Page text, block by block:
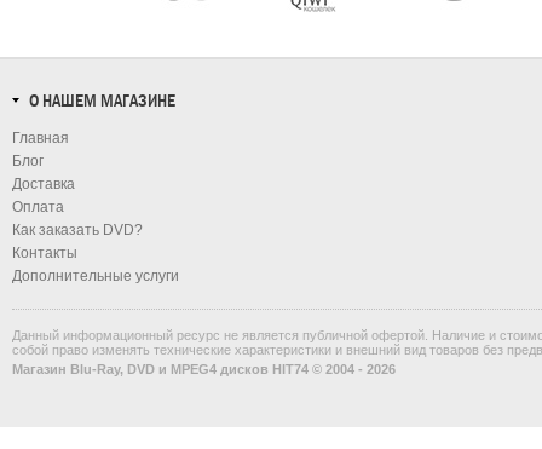
О НАШЕМ МАГАЗИНЕ
Главная
Блог
Доставка
Оплата
Как заказать DVD?
Контакты
Дополнительные услуги
Данный информационный ресурс не является публичной офертой. Наличие и
собой право изменять технические характеристики и внешний вид товаров без
Магазин Blu-Ray, DVD и MPEG4 дисков HIT74 © 2004 - 2026